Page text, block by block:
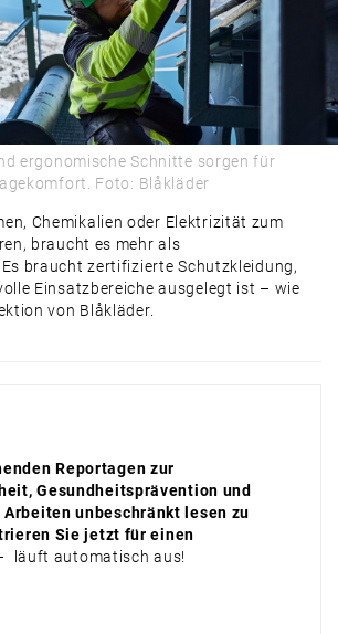
ergonomische Schnitte sorgen für
Foto: Blåkläder
Chemikalien oder Elektrizität zum
braucht es mehr als
braucht zertifizierte Schutzkleidung,
Einsatzbereiche ausgelegt ist – wie
von Blåkläder.
Reportagen zur
Gesundheitsprävention und
unbeschränkt lesen zu
Sie jetzt für einen
läuft automatisch aus!